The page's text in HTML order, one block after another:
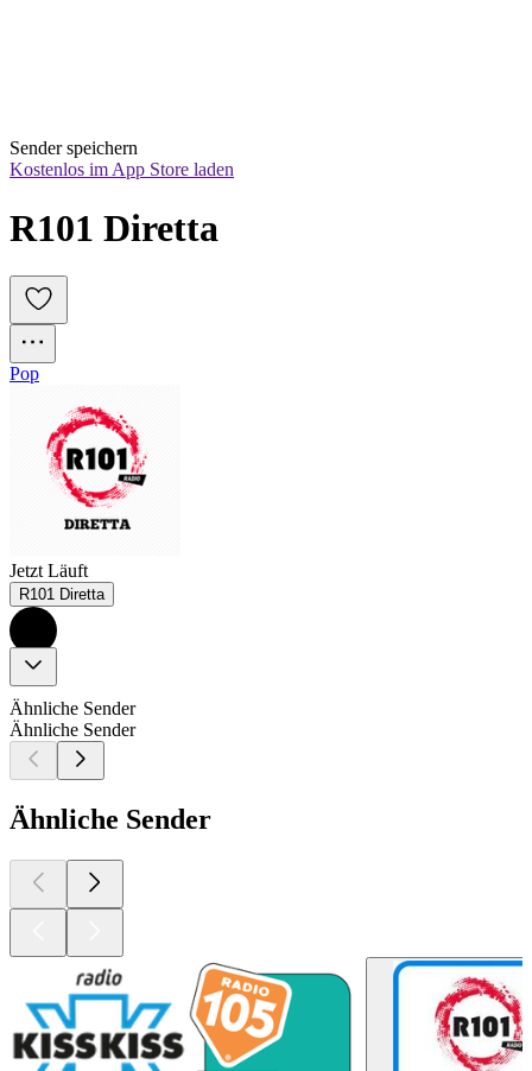
Sender speichern
Kostenlos im App Store laden
R101 Diretta
Pop
Jetzt Läuft
R101 Diretta
Ähnliche Sender
Ähnliche Sender
Ähnliche Sender